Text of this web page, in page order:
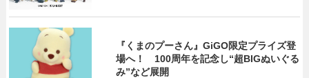
『くまのプーさん』GiGO限定プライズ登
場へ！ 100周年を記念し“超BIGぬいぐる
み”など展開